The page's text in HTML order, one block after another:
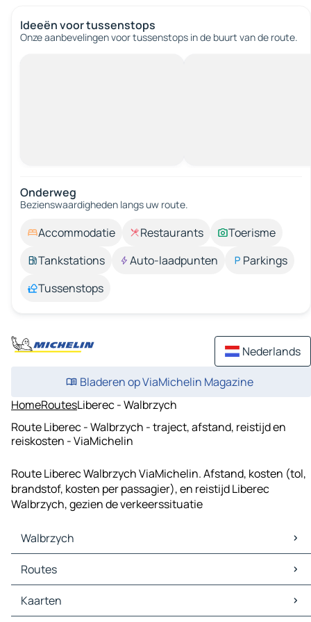
Ideeën voor tussenstops
Onze aanbevelingen voor tussenstops in de buurt van de route.
Onderweg
Bezienswaardigheden langs uw route.
Accommodatie Restaurants
Toerisme
Tankstations
Auto-laadpunten
Parkings
Tussenstops
Nederlands
Bladeren op ViaMichelin Magazine
HomeRoutesLiberec - Walbrzych
Route Liberec - Walbrzych - traject, afstand, reistijd en
reiskosten - ViaMichelin
Route Liberec Walbrzych ViaMichelin. Afstand, kosten (tol,
brandstof, kosten per passagier), en reistijd Liberec
Walbrzych, gezien de verkeerssituatie
Walbrzych
Walbrzych Kaarten
Walbrzych Verkeer
Walbrzych Hotels
Walbrzych Restaurants
Routes
Routes Walbrzych - Świdnica
Routes Walbrzych - Jelenia Gora
Kaarten